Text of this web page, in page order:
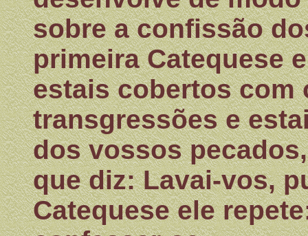
sobre a confissão
primeira Catequese
estais cobertos com
transgressões e
dos vossos
que diz: Lavai-vos,
Catequese ele